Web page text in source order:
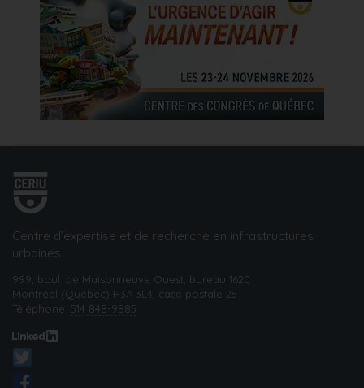
Centre d’expertise et de recherche en infrastructures
urbaines
999, boul. de Maisonneuve Ouest, bureau 1620
Montréal (Québec) H3A 3L4, case postale 25
Téléphone: 514 848-9885